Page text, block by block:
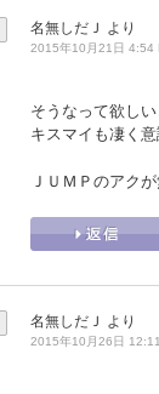
名無しだＪ より
2015年10月21日 4:54
そうなって欲し
キスマイも凄く意
ＪＵＭＰのアク
名無しだＪ より
2015年10月26日